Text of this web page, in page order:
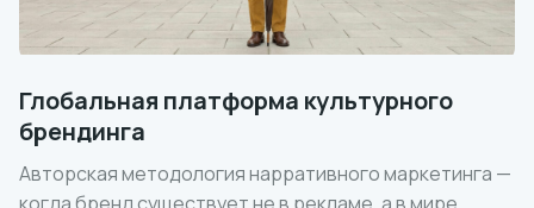
Глобальная платформа культурного
брендинга
Авторская методология нарративного маркетинга —